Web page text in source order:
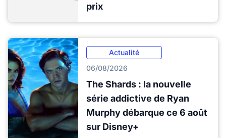
prix
Actualité
06/08/2026
The Shards : la nouvelle
série addictive de Ryan
Murphy débarque ce 6 août
sur Disney+